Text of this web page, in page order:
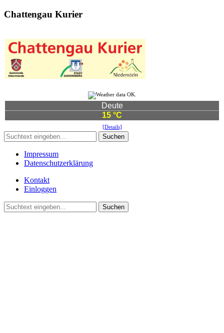
Chattengau Kurier
Deute
15 °C
[Details]
Suchen
Impressum
Datenschutzerklärung
Kontakt
Einloggen
Suchen